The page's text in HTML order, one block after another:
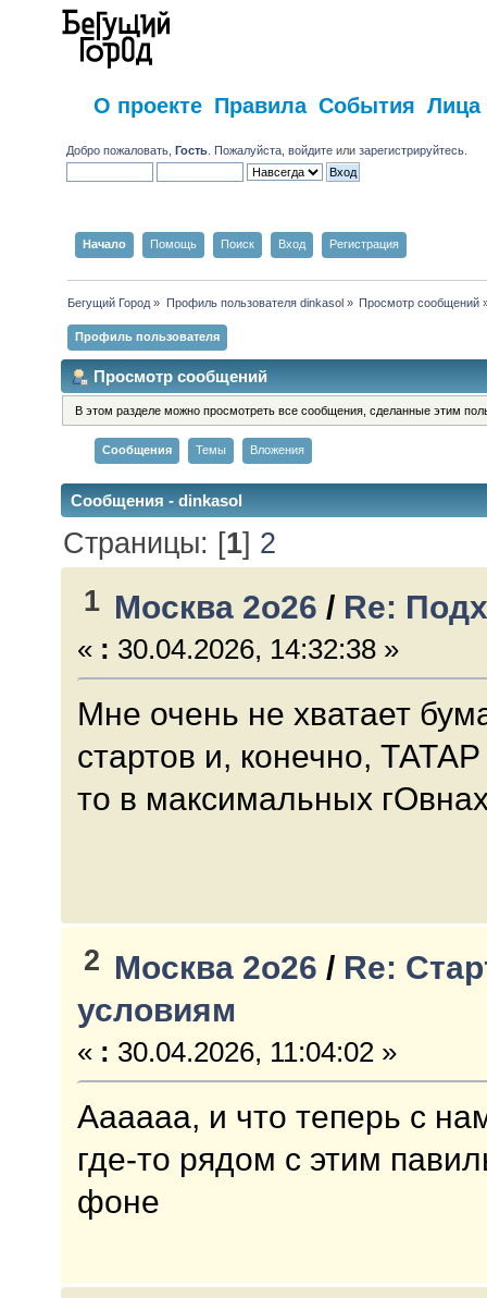
О проекте Правила События Лица
Добро пожаловать,Гость . Пожалуйста,войдите илизарегистрируйтесь
Начало Помощь Поиск Вход Регистрация
Бегущий Город » Профиль пользователя dinkasol» Просмотр сообщений
Профиль пользователя
Просмотр сообщений
В этом разделе можно просмотреть все сообщения, сделанные этим
Сообщения Темы Вложения
Сообщения - dinkasol
Страницы: [1] 2
1 Москва 2о26 / Re:
« : 30.04.2026, 14:32:38 »
Мне очень не хватает
стартов и, конечно,
то в максимальных
2 Москва 2о26 / Re:
условиям
« : 30.04.2026, 11:04:02 »
Аааааа, и что теперь с
где-то рядом с этим
фоне